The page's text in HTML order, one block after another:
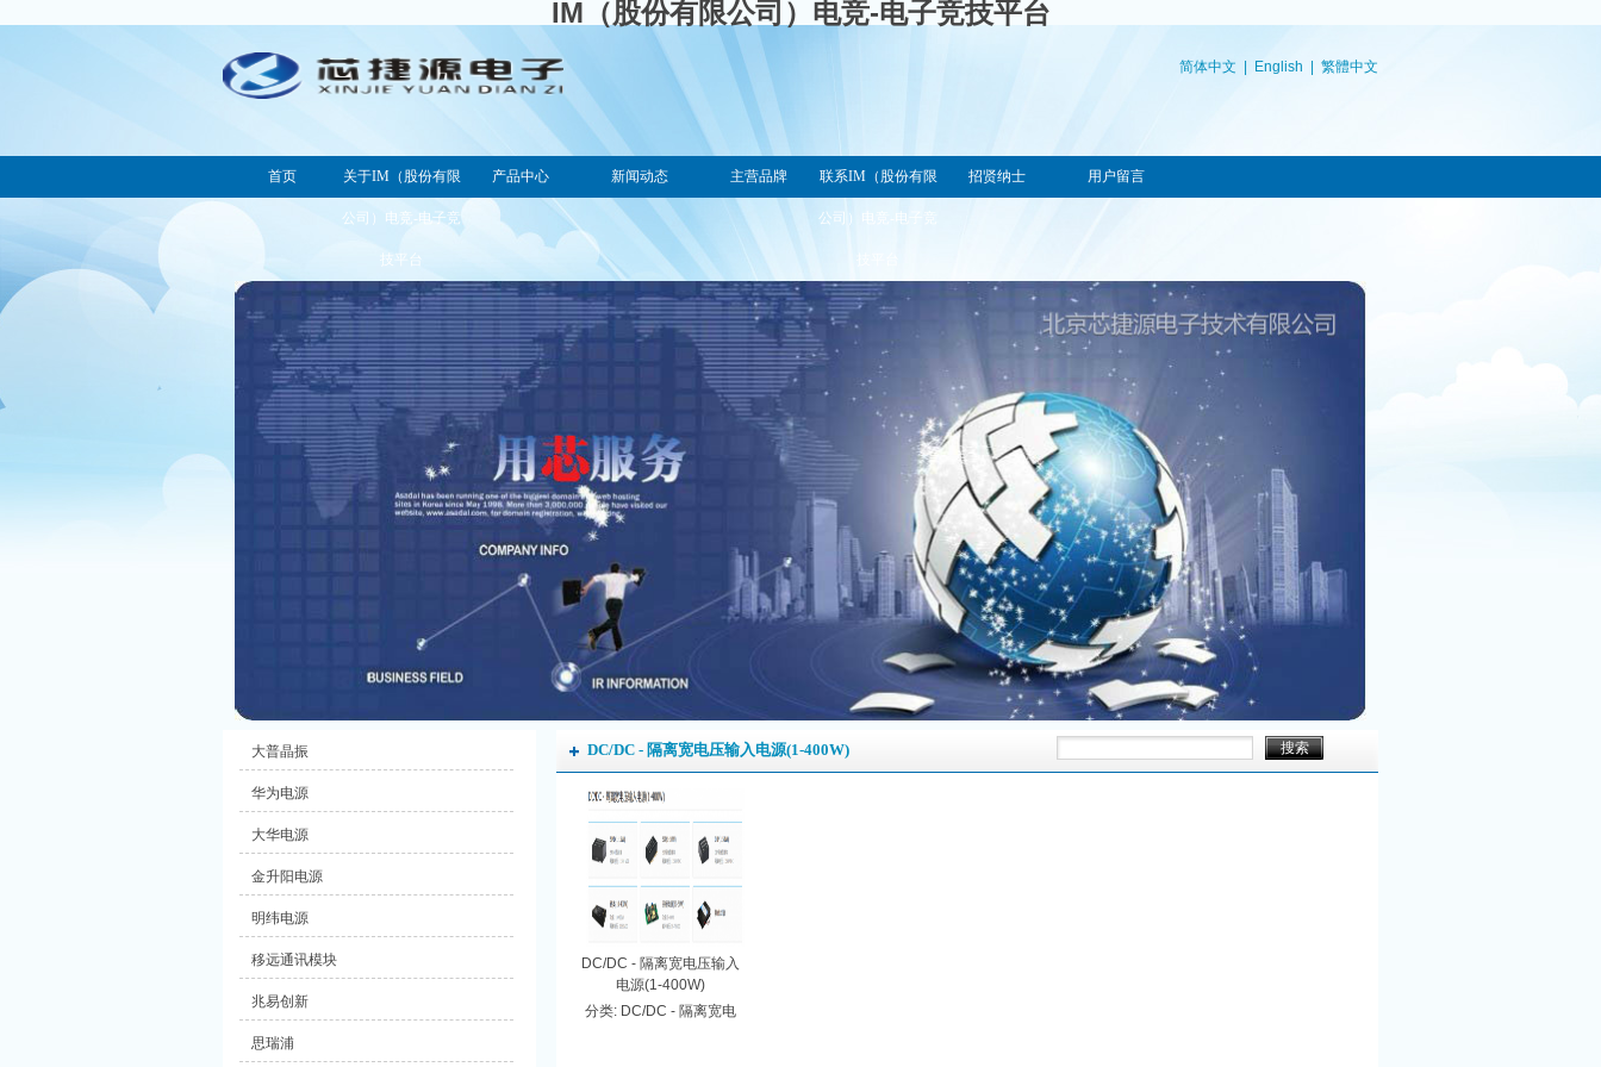
IM（股份有限公司）电竞-电子竞技平台
简体中文 English 繁體中文
首页 关于IM（股份有限
公司）电竞-电子竞
技平台
产品中心 新闻动态 主营品牌 联系IM（股份有限
公司）电竞-电子竞
招贤纳士 用户留言
DC/DC - 隔离宽电压输入电源(1-400W)
DC/DC - 隔离宽电压输入
电源(1-400W)
分类: DC/DC - 隔离宽电
大普晶振
华为电源
大华电源
金升阳电源
明纬电源
移远通讯模块
兆易创新
思瑞浦